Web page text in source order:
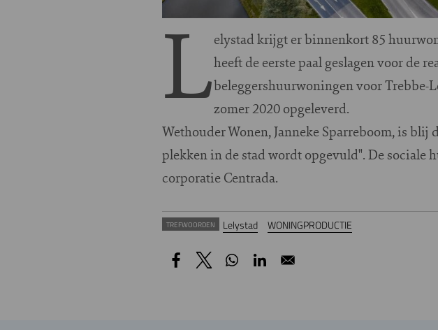
Lelystad krijgt er binnenkort 85
heeft de eerste paal geslagen voor de
beleggershuurwoningen voor Trebbe-
zomer 2020 opgeleverd.
Wethouder Wonen, Janneke Sparreboom, is blij
plekken in de stad wordt opgevuld". De sociale
corporatie Centrada.
TREFWOORDEN Lelystad WONINGPRODUCTIE